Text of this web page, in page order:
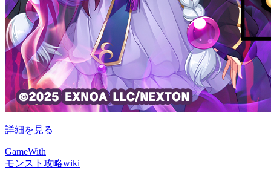
詳細を見る
GameWith
モンスト攻略wiki